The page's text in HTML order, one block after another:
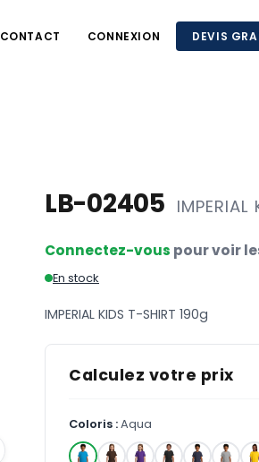
CONTACT CONNEXION DEVIS
LB-02405 IMPERIAL
Connectez-vous pour voir
En stock
IMPERIAL KIDS T-SHIRT 190g
Calculez votre prix
Coloris :Aqua